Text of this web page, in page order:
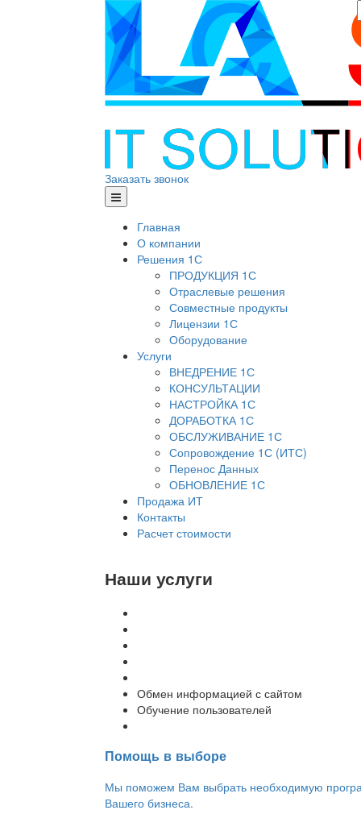
Заказать звонок
Главная
О компании
Решения 1С
ПРОДУКЦИЯ 1С
Отраслевые решения
Совместные продукты
Лицензии 1С
Оборудование
Услуги
ВНЕДРЕНИЕ 1С
КОНСУЛЬТАЦИИ
НАСТРОЙКА 1С
ДОРАБОТКА 1С
ОБСЛУЖИВАНИЕ 1С
Сопровождение 1С (ИТС)
Перенос Данных
ОБНОВЛЕНИЕ 1С
Продажа ИТ
Контакты
Расчет стоимости
Наши услуги
Обмен информацией с сайтом
Обучение пользователей
Помощь в выборе
Мы поможем Вам выбрать необходимую
Вашего бизнеса.